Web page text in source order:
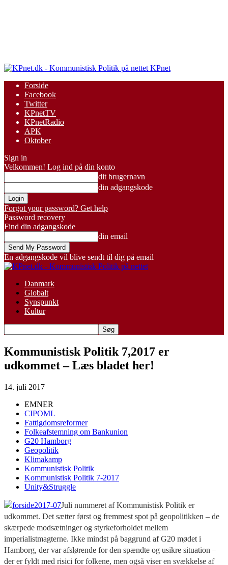
KPnet
Forside
Facebook
Twitter
KPnetTV
KPnetRadio
APK
Oktober
Sign in
Velkommen! Log ind på din konto
dit brugernavn
din adgangskode
Forgot your password? Get help
Password recovery
Find din adgangskode
din email
En adgangskode vil blive sendt til dig på email
Danmark
Globalt
Synspunkt
Kultur
Kommunistisk Politik 7,2017 er
udkommet – Læs bladet her!
14. juli 2017
EMNER
CIPOML
Fattigdomsreformer
Folkeafstemning om Bankunion
G20 Hamborg
Geopolitik
Klimakamp
Kommunistisk Politik
Kommunistisk Politik 7-2017
Unity&Struggle
Juli nummeret af Kommunistisk Politik er
udkommet. Det sætter først og fremmest spot på geopolitikken – de
skærpede modsætninger og styrkeforholdet mellem
imperialistmagterne. Ikke mindst på baggrund af G20 mødet i
Hamborg, der var afslørende for den spændte og usikre situation –
der er fyldt med risici for folkene, men også viser en svækkelse af